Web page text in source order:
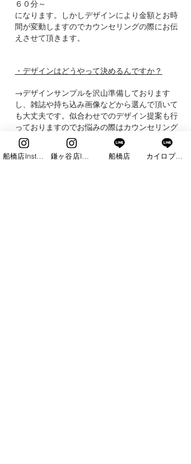
６０分～
になります。しかしデザインにより金額とお時
間が変動しますのでカウンセリングの際にお伝
えさせて頂きます。
・デザインはどうやって決めるんですか？
→デザインサンプルを沢山準備しております
し、雑誌や持ち込み画像などから選んで頂いて
も大丈夫です。似合わせでのデザイン提案も行
っておりますのでお悩みの際はカウンセリング
時にお声かけ下さい。
・二枚爪は治りますか？ 船橋店 カイロプラクティック